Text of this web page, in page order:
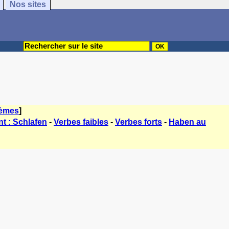
Nos sites
]
: Schlafen - Verbes faibles - Verbes forts - Haben au